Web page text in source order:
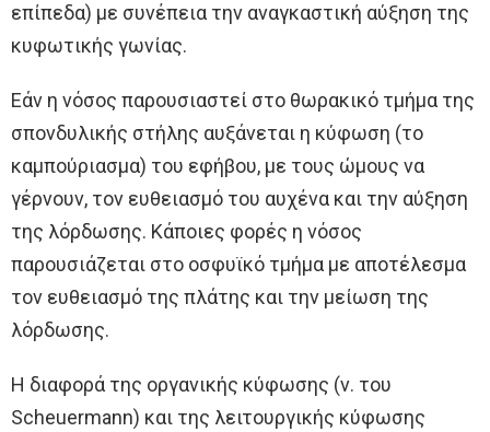
επίπεδα) με συνέπεια την αναγκαστική αύξηση της
κυφωτικής γωνίας.
Εάν η νόσος παρουσιαστεί στο θωρακικό τμήμα της
σπονδυλικής στήλης αυξάνεται η κύφωση (το
καμπούριασμα) του εφήβου, με τους ώμους να
γέρνουν, τον ευθειασμό του αυχένα και την αύξηση
της λόρδωσης. Κάποιες φορές η νόσος
παρουσιάζεται στο οσφυϊκό τμήμα με αποτέλεσμα
τον ευθειασμό της πλάτης και την μείωση της
λόρδωσης.
Η διαφορά της οργανικής κύφωσης (ν. του
Scheuermann) και της λειτουργικής κύφωσης